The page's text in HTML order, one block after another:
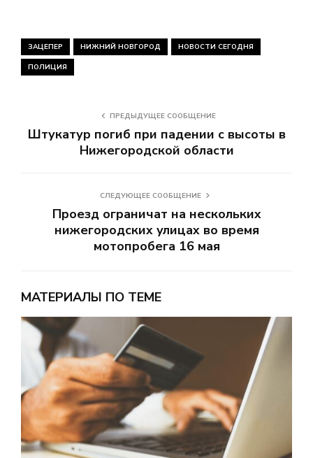
ЗАЦЕПЕР НИЖНИЙ НОВГОРОД НОВОСТИ СЕГОДНЯ
ПОЛИЦИЯ
ПРЕДЫДУЩЕЕ СООБЩЕНИЕ
Штукатур погиб при падении с высоты в
Нижегородской области
СЛЕДУЮЩЕЕ СООБЩЕНИЕ
Проезд ограничат на нескольких
нижегородских улицах во время
мотопробега 16 мая
МАТЕРИАЛЫ ПО ТЕМЕ